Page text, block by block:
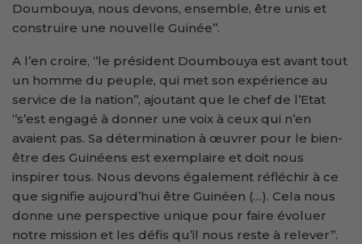
Doumbouya, nous devons, ensemble, être unis et
construire une nouvelle Guinée’’.
A l’en croire, ‘’le président Doumbouya est avant tout
un homme du peuple, qui met son expérience au
service de la nation’’, ajoutant que le chef de l’Etat
‘’s’est engagé à donner une voix à ceux qui n’en
avaient pas. Sa détermination à œuvrer pour le bien-
être des Guinéens est exemplaire et doit nous
inspirer tous. Nous devons également réfléchir à ce
que signifie aujourd’hui être Guinéen (…). Cela nous
donne une perspective unique pour faire évoluer
notre mission et les défis qu’il nous reste à relever’’.